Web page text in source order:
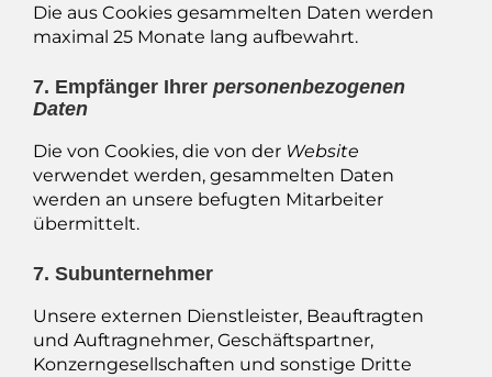
Die aus Cookies gesammelten Daten werden
maximal 25 Monate lang aufbewahrt.
7. Empfänger Ihrer personenbezogenen
Daten
Die von Cookies, die von der Website
verwendet werden, gesammelten Daten
werden an unsere befugten Mitarbeiter
übermittelt.
7. Subunternehmer
Unsere externen Dienstleister, Beauftragten
und Auftragnehmer, Geschäftspartner,
Konzerngesellschaften und sonstige Dritte